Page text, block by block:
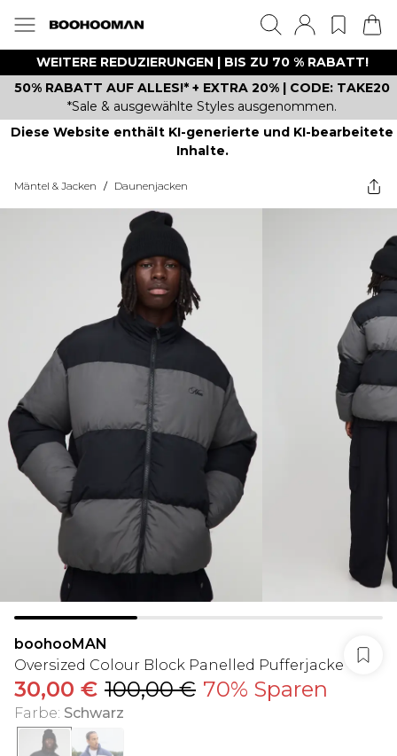
WEITERE REDUZIERUNGEN | BIS ZU 70 % RABATT!
50% RABATT AUF ALLES!* + EXTRA 20% | CODE: TAKE20
*Sale & ausgewählte Styles ausgenommen.
Diese Website enthält KI-generierte und KI-bearbeitete
Inhalte.
Mäntel & Jacken / Daunenjacken
boohooMAN
Oversized Colour Block Panelled Pufferjacke
30,00 € 100,00 € 70% Sparen
Farbe: Schwarz